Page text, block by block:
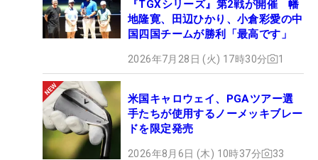
『TGXシリーズ』第2戦が開催 幡
地隆寛、田辺ひかり、小倉彩愛の中
国四国チームが勝利「最高です」
2026年7月28日 (火) 17時30分 1
米国キャロウェイ、PGAツアー選
手たちが使用するノーメッキブレー
ドを限定発売
2026年8月6日 (木) 10時37分 33